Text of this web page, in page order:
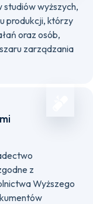
studiów wyższych,
produkcji, którzy
oraz osób,
zarządzania
z
Wyższego